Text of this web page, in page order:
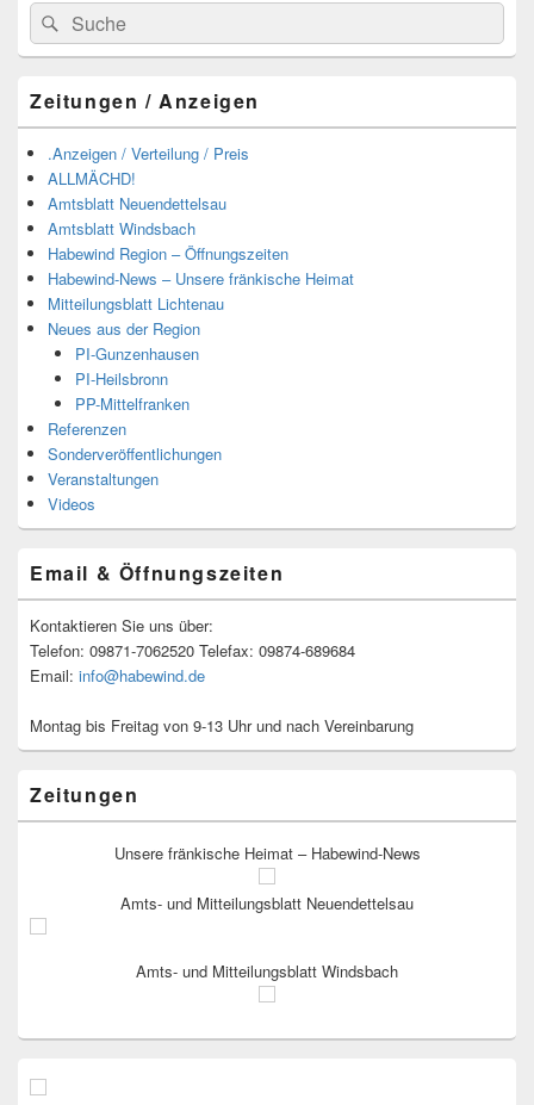
Suchen
nach:
Suchen
Zeitungen / Anzeigen
.Anzeigen / Verteilung / Preis
ALLMÄCHD!
Amtsblatt Neuendettelsau
Amtsblatt Windsbach
Habewind Region – Öffnungszeiten
Habewind-News – Unsere fränkische Heimat
Mitteilungsblatt Lichtenau
Neues aus der Region
PI-Gunzenhausen
PI-Heilsbronn
PP-Mittelfranken
Referenzen
Sonderveröffentlichungen
Veranstaltungen
Videos
Email & Öffnungszeiten
Kontaktieren Sie uns über:
Telefon: 09871-7062520 Telefax: 09874-689684
Email: info@habewind.de
Montag bis Freitag von 9-13 Uhr und nach Vereinbarung
Zeitungen
Unsere fränkische Heimat – Habewind-News
Amts- und Mitteilungsblatt Neuendettelsau
Amts- und Mitteilungsblatt Windsbach